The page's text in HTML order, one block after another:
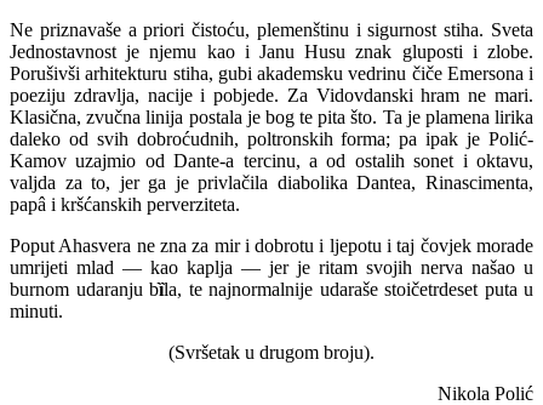
Ne priznavaše a priori čistoću, plemenštinu i sigurnost stiha. Sveta
Jednostavnost je njemu kao i Janu Husu znak gluposti i zlobe.
Porušivši arhitekturu stiha, gubi akademsku vedrinu čiče Emersona i
poeziju zdravlja, nacije i pobjede. Za Vidovdanski hram ne mari.
Klasična, zvučna linija postala je bog te pita što. Ta je plamena lirika
daleko od svih dobroćudnih, poltronskih forma; pa ipak je Polić-
Kamov uzajmio od Dante-a tercinu, a od ostalih sonet i oktavu,
valjda za to, jer ga je privlačila diabolika Dantea, Rinascimenta,
papâ i kršćanskih perverziteta.
Poput Ahasvera ne zna za mir i dobrotu i ljepotu i taj čovjek morade
umrijeti mlad — kao kaplja — jer je ritam svojih nerva našao u
burnom udaranju bȉla, te najnormalnije udaraše stoičetrdeset puta u
minuti.
(Svršetak u drugom broju).
Nikola Polić